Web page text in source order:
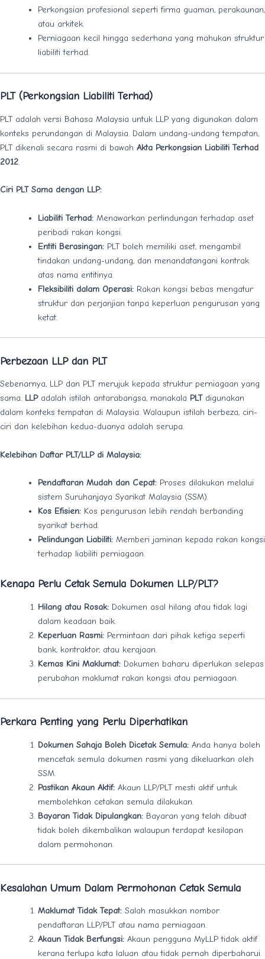
Perkongsian profesional seperti firma guaman, perakaunan,
atau arkitek.
Perniagaan kecil hingga sederhana yang mahukan struktur
liabiliti terhad.
PLT (Perkongsian Liabiliti Terhad)
PLT adalah versi Bahasa Malaysia untuk LLP yang digunakan dalam
konteks perundangan di Malaysia. Dalam undang-undang tempatan,
PLT dikenali secara rasmi di bawah Akta Perkongsian Liabiliti Terhad
2012.
Ciri PLT Sama dengan LLP:
Liabiliti Terhad:Menawarkan perlindungan terhadap aset
peribadi rakan kongsi.
Entiti Berasingan:PLT boleh memiliki aset, mengambil
tindakan undang-undang, dan menandatangani kontrak
atas nama entitinya.
Fleksibiliti dalam Operasi:Rakan kongsi bebas mengatur
struktur dan perjanjian tanpa keperluan pengurusan yang
ketat.
Perbezaan LLP dan PLT
Sebenarnya, LLP dan PLT merujuk kepada struktur perniagaan yang
sama. LLPadalah istilah antarabangsa, manakala PLTdigunakan
dalam konteks tempatan di Malaysia. Walaupun istilah berbeza, ciri-
ciri dan kelebihan kedua-duanya adalah serupa.
Kelebihan Daftar PLT/LLP di Malaysia:
Pendaftaran Mudah dan Cepat:Proses dilakukan melalui
sistem Suruhanjaya Syarikat Malaysia (SSM).
Kos Efisien:Kos pengurusan lebih rendah berbanding
syarikat berhad.
Pelindungan Liabiliti:Memberi jaminan kepada rakan kongsi
terhadap liabiliti perniagaan.
Kenapa Perlu Cetak Semula Dokumen LLP/PLT?
Hilang atau Rosak:Dokumen asal hilang atau tidak lagi
dalam keadaan baik.
Keperluan Rasmi:Permintaan dari pihak ketiga seperti
bank, kontraktor, atau kerajaan.
Kemas Kini Maklumat:Dokumen baharu diperlukan selepas
perubahan maklumat rakan kongsi atau perniagaan.
Perkara Penting yang Perlu Diperhatikan
Dokumen Sahaja Boleh Dicetak Semula:Anda hanya boleh
mencetak semula dokumen rasmi yang dikeluarkan oleh
SSM.
Pastikan Akaun Aktif:Akaun LLP/PLT mesti aktif untuk
membolehkan cetakan semula dilakukan.
Bayaran Tidak Dipulangkan:Bayaran yang telah dibuat
tidak boleh dikembalikan walaupun terdapat kesilapan
dalam permohonan.
Kesalahan Umum Dalam Permohonan Cetak Semula
Maklumat Tidak Tepat:Salah masukkan nombor
pendaftaran LLP/PLT atau nama perniagaan.
Akaun Tidak Berfungsi:Akaun pengguna MyLLP tidak aktif
kerana terlupa kata laluan atau tidak pernah diperbaharui.